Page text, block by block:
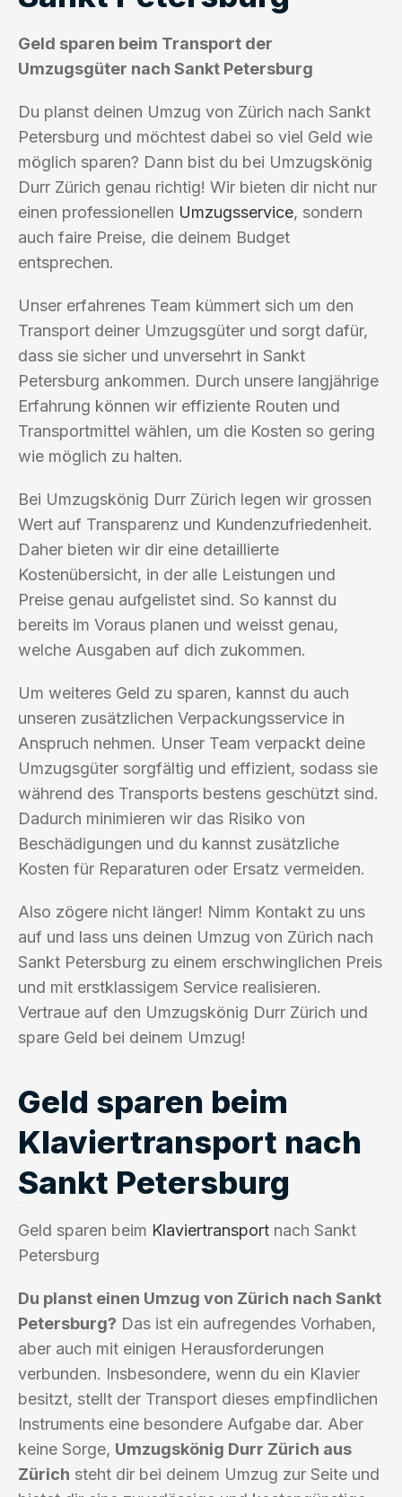
Geld sparen beim Transport der
Umzugsgüter nach Sankt Petersburg
Du planst deinen Umzug von Zürich nach Sankt
Petersburg und möchtest dabei so viel Geld wie
möglich sparen? Dann bist du bei Umzugskönig
Durr Zürich genau richtig! Wir bieten dir nicht nur
einen professionellen Umzugsservice, sondern
auch faire Preise, die deinem Budget
entsprechen.
Unser erfahrenes Team kümmert sich um den
Transport deiner Umzugsgüter und sorgt dafür,
dass sie sicher und unversehrt in Sankt
Petersburg ankommen. Durch unsere langjährige
Erfahrung können wir effiziente Routen und
Transportmittel wählen, um die Kosten so gering
wie möglich zu halten.
Bei Umzugskönig Durr Zürich legen wir grossen
Wert auf Transparenz und Kundenzufriedenheit.
Daher bieten wir dir eine detaillierte
Kostenübersicht, in der alle Leistungen und
Preise genau aufgelistet sind. So kannst du
bereits im Voraus planen und weisst genau,
welche Ausgaben auf dich zukommen.
Um weiteres Geld zu sparen, kannst du auch
unseren zusätzlichen Verpackungsservice in
Anspruch nehmen. Unser Team verpackt deine
Umzugsgüter sorgfältig und effizient, sodass sie
während des Transports bestens geschützt sind.
Dadurch minimieren wir das Risiko von
Beschädigungen und du kannst zusätzliche
Kosten für Reparaturen oder Ersatz vermeiden.
Also zögere nicht länger! Nimm Kontakt zu uns
auf und lass uns deinen Umzug von Zürich nach
Sankt Petersburg zu einem erschwinglichen Preis
und mit erstklassigem Service realisieren.
Vertraue auf den Umzugskönig Durr Zürich und
spare Geld bei deinem Umzug!
Geld sparen beim
Klaviertransport nach
Sankt Petersburg
Geld sparen beim Klaviertransport nach Sankt
Petersburg
Du planst einen Umzug von Zürich nach Sankt
Petersburg? Das ist ein aufregendes Vorhaben,
aber auch mit einigen Herausforderungen
verbunden. Insbesondere, wenn du ein Klavier
besitzt, stellt der Transport dieses empfindlichen
Instruments eine besondere Aufgabe dar. Aber
keine Sorge, Umzugskönig Durr Zürich aus
Zürich steht dir bei deinem Umzug zur Seite und